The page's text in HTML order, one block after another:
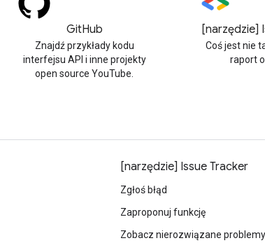
GitHub
Znajdź przykłady kodu
interfejsu API i inne projekty
open source YouTube.
[narzędzie]
Coś jest nie
raport o
[narzędzie] Issue Tracker
Zgłoś błąd
Zaproponuj funkcję
Zobacz nierozwiązane problemy